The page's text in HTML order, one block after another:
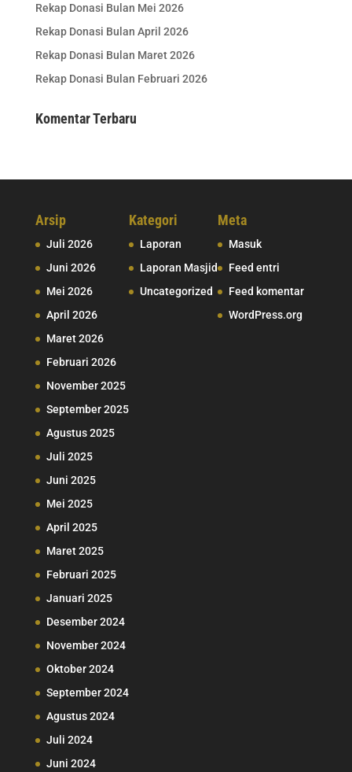
Rekap Donasi Bulan Mei 2026
Rekap Donasi Bulan April 2026
Rekap Donasi Bulan Maret 2026
Rekap Donasi Bulan Februari 2026
Komentar Terbaru
Arsip
Juli 2026
Juni 2026
Mei 2026
April 2026
Maret 2026
Februari 2026
November 2025
September 2025
Agustus 2025
Juli 2025
Juni 2025
Mei 2025
April 2025
Maret 2025
Februari 2025
Januari 2025
Desember 2024
November 2024
Oktober 2024
September 2024
Agustus 2024
Juli 2024
Juni 2024
Kategori
Laporan
Laporan Masjid
Uncategorized
Meta
Masuk
Feed entri
Feed komentar
WordPress.org